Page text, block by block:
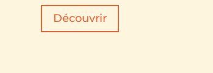
Découvrir